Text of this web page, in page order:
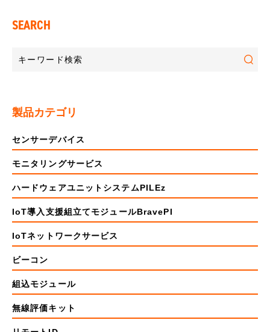
SEARCH
製品カテゴリ
センサーデバイス
モニタリングサービス
ハードウェアユニットシステムPILEz
IoT導入支援組立てモジュールBravePI
IoTネットワークサービス
ビーコン
組込モジュール
無線評価キット